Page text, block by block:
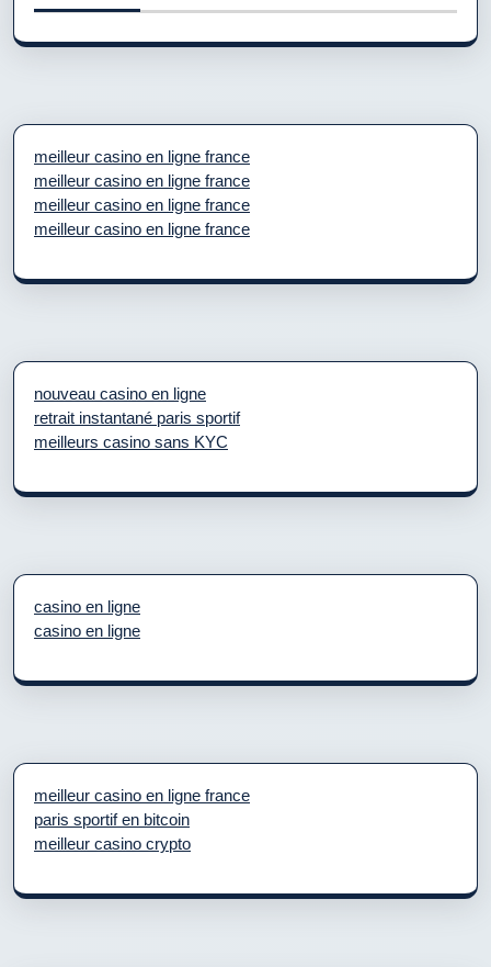
meilleur casino en ligne france
meilleur casino en ligne france
meilleur casino en ligne france
meilleur casino en ligne france
nouveau casino en ligne
retrait instantané paris sportif
meilleurs casino sans KYC
casino en ligne
casino en ligne
meilleur casino en ligne france
paris sportif en bitcoin
meilleur casino crypto